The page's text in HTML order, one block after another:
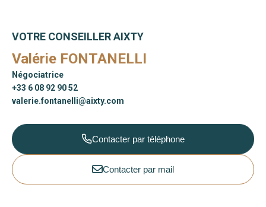
VOTRE CONSEILLER AIXTY
Valérie FONTANELLI
Négociatrice
+33 6 08 92 90 52
valerie.fontanelli@aixty.com
Contacter par téléphone
Contacter par mail